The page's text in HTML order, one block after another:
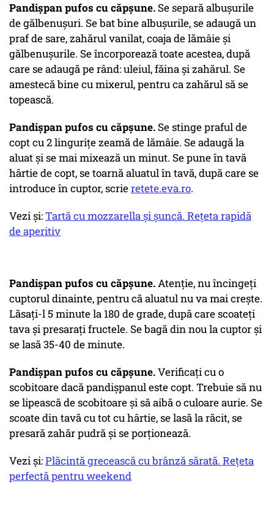
Pandișpan pufos cu căpșune. Se separă albuşurile
de gălbenuşuri. Se bat bine albuşurile, se adaugă un
praf de sare, zahărul vanilat, coaja de lămâie şi
gălbenuşurile. Se încorporează toate acestea, după
care se adaugă pe rând: uleiul, făina şi zahărul. Se
amestecă bine cu mixerul, pentru ca zahărul să se
topească.
Pandișpan pufos cu căpșune. Se stinge praful de
copt cu 2 linguriţe zeamă de lămâie. Se adaugă la
aluat şi se mai mixează un minut. Se pune în tavă
hârtie de copt, se toarnă aluatul în tavă, după care se
introduce în cuptor, scrieretete.eva.ro.
Vezi și:Tartă cu mozzarella și șuncă. Rețeta rapidă
de aperitiv
Pandișpan pufos cu căpșune.Atenţie, nu încingeţi
cuptorul dinainte, pentru că aluatul nu va mai creşte.
Lăsaţi-l 5 minute la 180 de grade, după care scoateţi
tava şi presaraţi fructele. Se bagă din nou la cuptor şi
se lasă 35-40 de minute.
Pandișpan pufos cu căpșune.Verificaţi cu o
scobitoare dacă pandişpanul este copt. Trebuie să nu
se lipească de scobitoare şi să aibă o culoare aurie. Se
scoate din tavă cu tot cu hârtie, se lasă la răcit, se
presară zahăr pudră şi se porţionează.
Vezi și:Plăcintă grecească cu brânză sărată. Rețeta
perfectă pentru weekend